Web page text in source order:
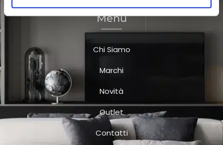
Menù
Chi Siamo
Marchi
Novità
Outlet
Contatti